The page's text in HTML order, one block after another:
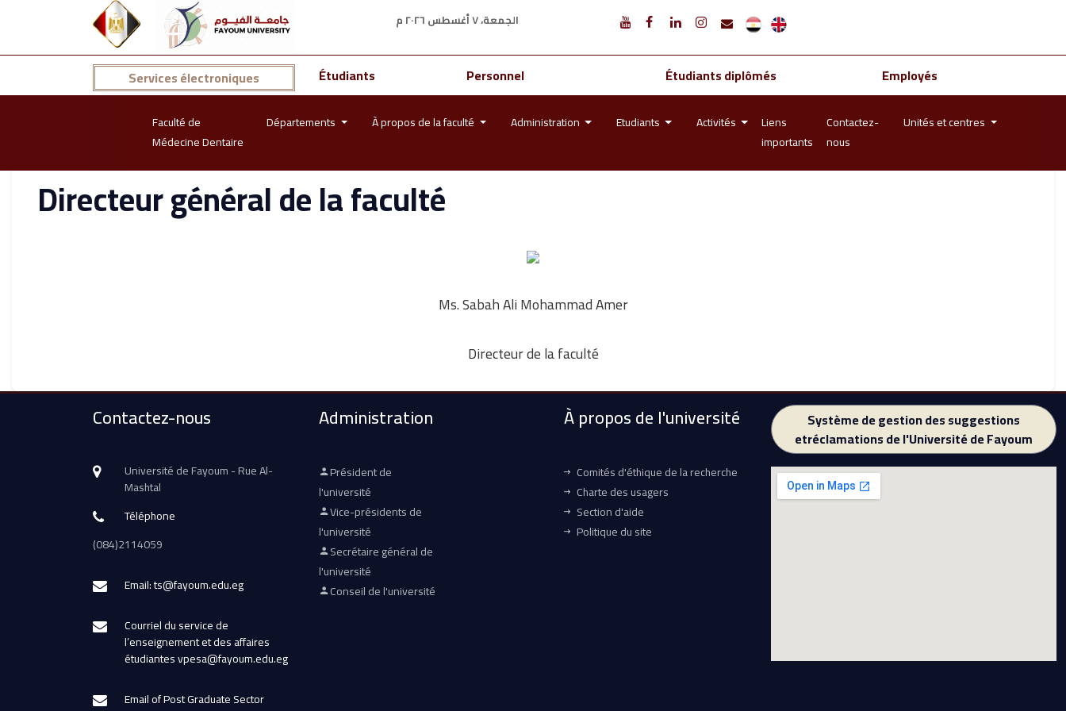
الجمعة، ٧ أغسطس ٢٠٢٦ م
Services électroniques Étudiants Personnel Étudiants diplômés Employés
Faculté de
Médecine Dentaire
Départements À propos de la faculté Administration Etudiants Activités
Liens
importants
Contactez-
nous
Unités et centres
Directeur général de la faculté
Ms. Sabah Ali Mohammad Amer
Directeur de la faculté
Contactez-nous
Université de Fayoum - Rue Al-
Mashtal
Téléphone
(084)2114059
Email: ts@fayoum.edu.eg
Courriel du service de
l’enseignement et des affaires
étudiantes vpesa@fayoum.edu.eg
Email of Post Graduate Sector
Administration
Président de
l'université
Vice-présidents de
l'université
Secrétaire général de
l'université
Conseil de l'université
À propos de l'université
Comités d'éthique de la recherche
Charte des usagers
Section d'aide
Politique du site
Système de gestion des suggestions
etréclamations de l'Université de Fayoum